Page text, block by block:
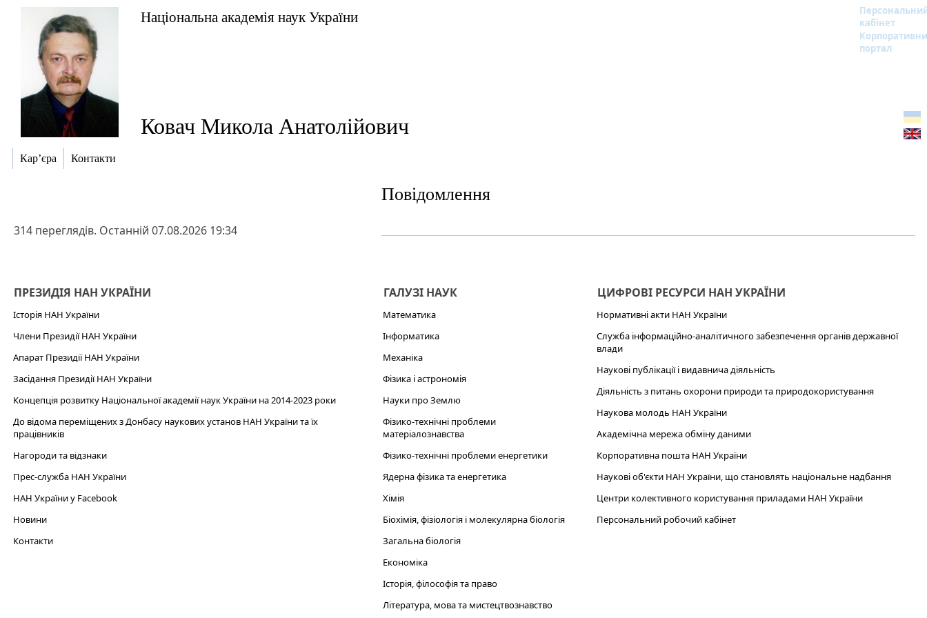
Національна академія наук України
кабінет
портал
Ковач Микола Анатолійович
Кар’єра Контакти
314 переглядів. Останній 07.08.2026 19:34
Повідомлення
ПРЕЗИДІЯ НАН УКРАЇНИ
Історія НАН України
Члени Президії НАН України
Апарат Президії НАН України
Засідання Президії НАН України
Концепція розвитку Національної академії наук України на 2014-2023 роки
До відома переміщених з Донбасу наукових установ НАН України та їх
працівників
Нагороди та відзнаки
Прес-служба НАН України
НАН України у Facebook
Новини
Контакти
ГАЛУЗІ НАУК
Математика
Інформатика
Механіка
Фізика і астрономія
Науки про Землю
Фізико-технічні проблеми
матеріалознавства
Фізико-технічні проблеми енергетики
Ядерна фізика та енергетика
Хімія
Біохімія, фізіологія і молекулярна біологія
Загальна біологія
Економіка
Історія, філософія та право
Література, мова та мистецтвознавство
ЦИФРОВІ РЕСУРСИ НАН УКРАЇНИ
Нормативні акти НАН України
Служба інформаційно-аналітичного забезпечення органів державної
влади
Наукові публікації і видавнича діяльність
Діяльність з питань охорони природи та природокористування
Наукова молодь НАН України
Академічна мережа обміну даними
Корпоративна пошта НАН України
Наукові об'єкти НАН України, що становлять національне надбання
Центри колективного користування приладами НАН України
Персональний робочий кабінет